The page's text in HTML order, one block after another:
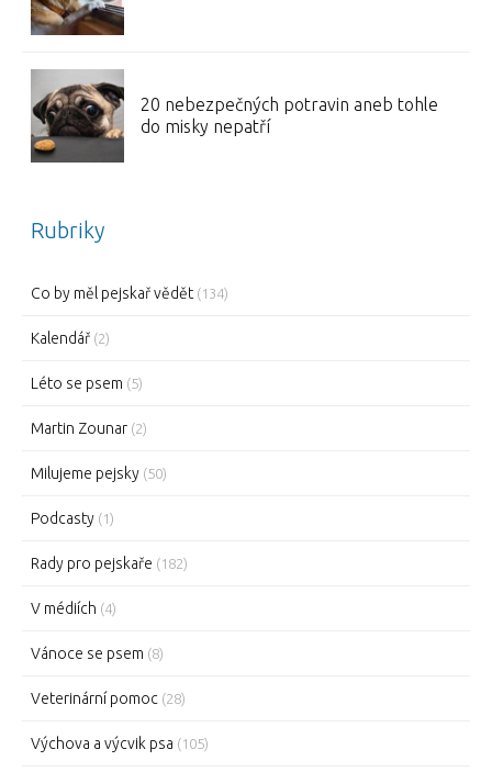
20 nebezpečných potravin aneb tohle
do misky nepatří
Rubriky
Co by měl pejskař vědět (134)
Kalendář (2)
Léto se psem (5)
Martin Zounar (2)
Milujeme pejsky (50)
Podcasty (1)
Rady pro pejskaře (182)
V médiích (4)
Vánoce se psem (8)
Veterinární pomoc (28)
Výchova a výcvik psa (105)